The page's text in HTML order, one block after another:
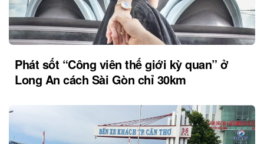
Phát sốt “Công viên thế giới kỳ quan” ở
Long An cách Sài Gòn chỉ 30km